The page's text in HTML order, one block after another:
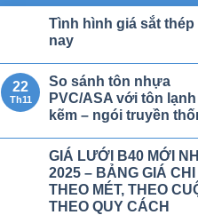
Tình hình giá sắt thép
nay
22
Th11
So sánh tôn nhựa
PVC/ASA với tôn
kẽm – ngói truyền
GIÁ LƯỚI B40 MỚI
2025 – BẢNG GIÁ CHI
THEO MÉT, THEO
THEO QUY CÁCH